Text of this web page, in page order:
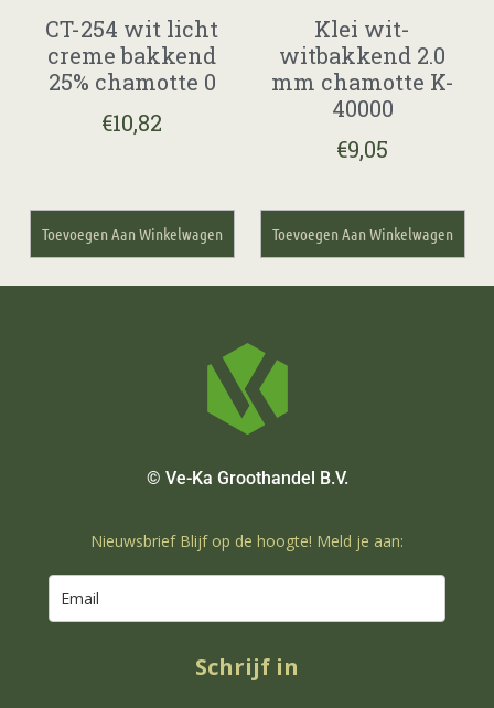
CT-254 wit licht
creme bakkend
25% chamotte 0
€10,82
Toevoegen Aan Winkelwagen
Klei wit-
witbakkend 2.0
mm chamotte K-
40000
€9,05
Toevoegen Aan Winkelwagen
© Ve-Ka Groothandel B.V.
Nieuwsbrief Blijf op de hoogte! Meld je aan:
Schrijf in